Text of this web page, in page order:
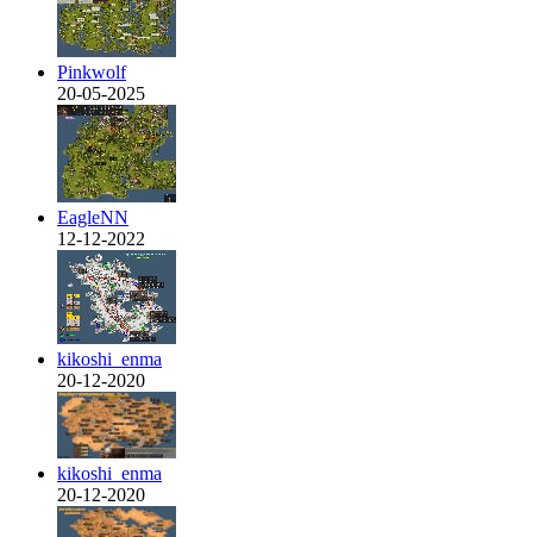
Pinkwolf
20-05-2025
EagleNN
12-12-2022
kikoshi_enma
20-12-2020
kikoshi_enma
20-12-2020